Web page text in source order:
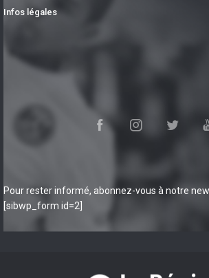
Infos légales
Pour rester informé, abonnez-vous à notre
[sibwp_form id=2]